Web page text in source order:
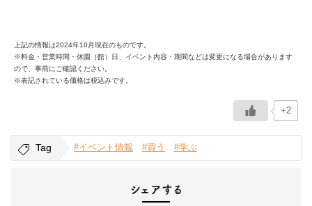
上記の情報は2024年10月現在のものです。
※料金・営業時間・休園（館）日、イベント内容・期間などは変更になる場合があります
ので、事前にご確認ください。
※表記されている価格は税込みです。
+2
Tag #イベント情報 #買う #学ぶ
シェアする